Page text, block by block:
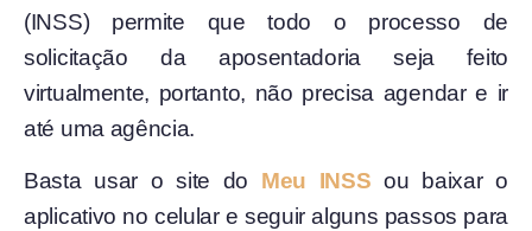
(INSS) permite que todo o processo de
solicitação da aposentadoria seja feito
virtualmente, portanto, não precisa agendar e ir
até uma agência.
Basta usar o site do Meu INSS ou baixar o
aplicativo no celular e seguir alguns passos para